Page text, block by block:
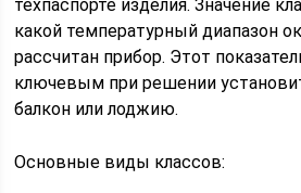
техпаспорте изделия. Значение
какой температурный диапазон
рассчитан прибор. Этот
ключевым при решении
балкон или лоджию.
Основные виды классов: